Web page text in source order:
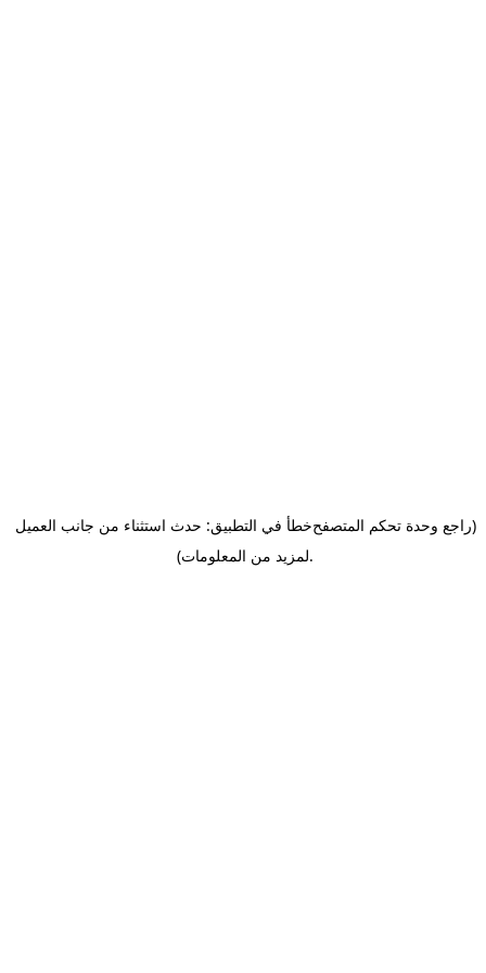
خطأ في التطبيق: حدث استثناء من جانب العميل(راجع وحدة تحكم المتصفح
لمزيد من المعلومات).